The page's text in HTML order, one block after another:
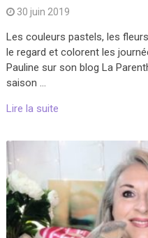
30 juin 2019
Les couleurs pastels, les
le regard et colorent les
Pauline sur son blog La
saison …
Lire la suite